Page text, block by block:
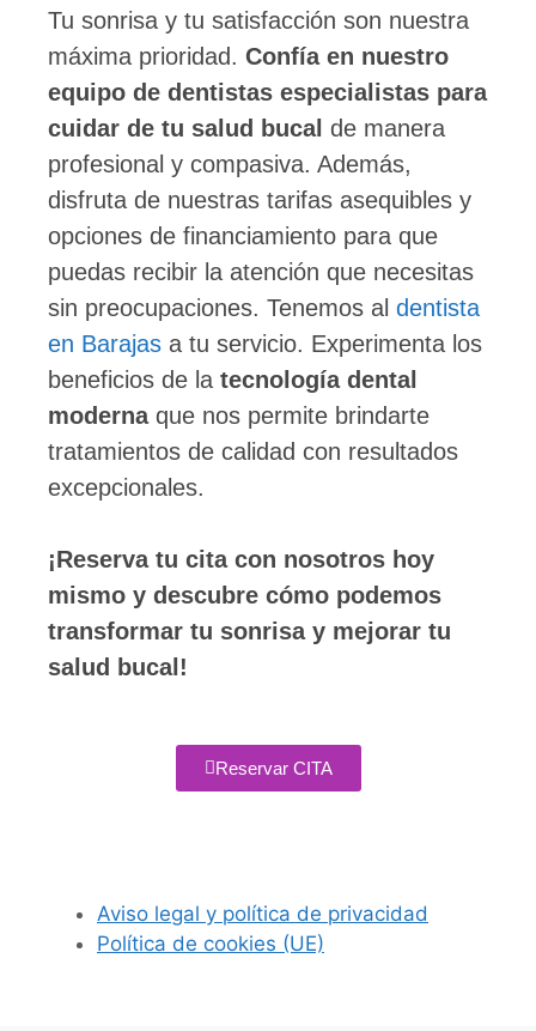
Tu sonrisa y tu satisfacción son nuestra
máxima prioridad. Confía en nuestro
equipo de dentistas especialistas para
cuidar de tu salud bucal de manera
profesional y compasiva. Además,
disfruta de nuestras tarifas asequibles y
opciones de financiamiento para que
puedas recibir la atención que necesitas
sin preocupaciones. Tenemos al dentista
en Barajas a tu servicio. Experimenta los
beneficios de la tecnología dental
modernaque nos permite brindarte
tratamientos de calidad con resultados
excepcionales.
¡Reserva tu cita con nosotros hoy
mismo y descubre cómo podemos
transformar tu sonrisa y mejorar tu
salud bucal!
Reservar CITA
Aviso legal y política de privacidad
Política de cookies (UE)